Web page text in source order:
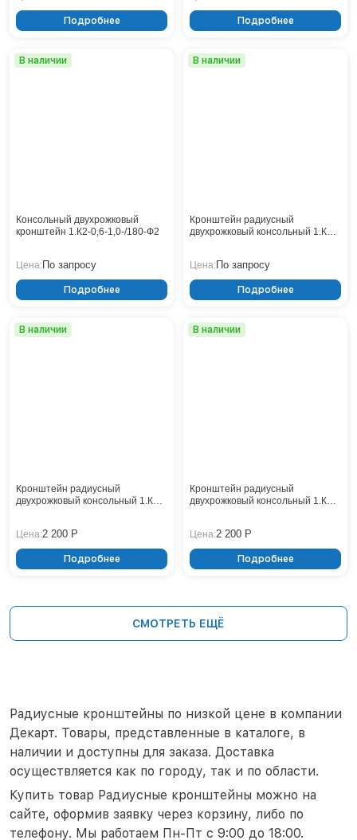
Подробнее Подробнее
В наличии
Консольный двухрожковый
кронштейн 1.К2-0,6-1,0-/180-Ф2
Цена:По запросу
Подробнее
В наличии
Кронштейн радиусный
двухрожковый консольный 1.К2-
Цена:По запросу
Подробнее
В наличии
Кронштейн радиусный
двухрожковый консольный 1.К2-
Цена:2 200 Р
Подробнее
В наличии
Кронштейн радиусный
двухрожковый консольный 1.К2-
Цена:2 200 Р
Подробнее
СМОТРЕТЬ ЕЩЁ
Радиусные кронштейны по низкой цене в компании
Декарт. Товары, представленные в каталоге, в
наличии и доступны для заказа. Доставка
осуществляется как по городу, так и по области.
Купить товар Радиусные кронштейны можно на
сайте, оформив заявку через корзину, либо по
телефону. Мы работаем Пн-Пт с 9:00 до 18:00.